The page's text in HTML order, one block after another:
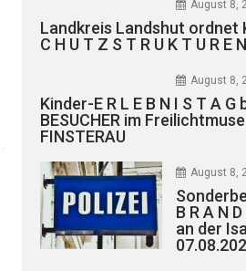
August 8,
Landkreis Landshut ordnet
C H U T Z S T R U K T U R E
August 8,
Kinder-E R L E B N I S T A
BESUCHER im
FINSTERAU
August 8,
B R A N
an der